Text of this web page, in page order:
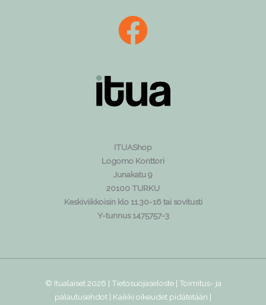
ITUAShop
Logomo Konttori
Junakatu 9
20100 TURKU
Keskiviikkoisin klo 11.30-16 tai sovitusti
Y-tunnus 1475757-3
© Itualaiset 2026 | Tietosuojaseloste| Toimitus- ja
palautusehdot | Kaikki oikeudet pidätetään |